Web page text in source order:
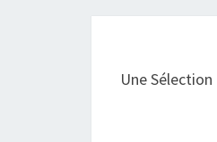
d'article
Une